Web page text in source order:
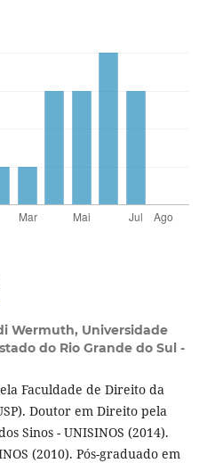
Wermuth, Universidade
do Rio Grande do Sul -
Faculdade de Direito da
Doutor em Direito pela
Sinos - UNISINOS (2014).
(2010). Pós-graduado em